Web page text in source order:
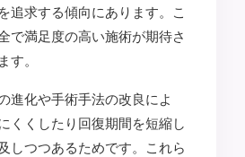
追求する傾向にあります。こ
で満足度の高い施術が期待さ
す。
進化や手術手法の改良によ
くくしたり回復期間を短縮し
しつつあるためです。これら